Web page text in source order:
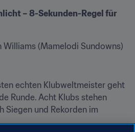
– 8-Sekunden-Regel für
Williams (Mamelodi Sundowns)
echten Klubweltmeister geht
Runde. Acht Klubs stehen
Siegen und Rekorden im